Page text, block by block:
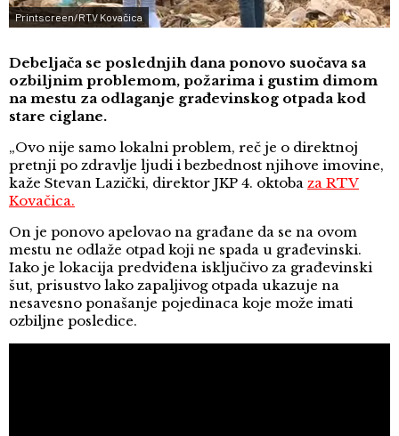
Printscreen/RTV Kovačica
Debeljača se poslednjih dana ponovo suočava sa
ozbiljnim problemom, požarima i gustim dimom
na mestu za odlaganje građevinskog otpada kod
stare ciglane.
„Ovo nije samo lokalni problem, reč je o direktnoj
pretnji po zdravlje ljudi i bezbednost njihove imovine,
kaže Stevan Lazički, direktor JKP 4. oktoba za RTV
Kovačica.
On je ponovo apelovao na građane da se na ovom
mestu ne odlaže otpad koji ne spada u građevinski.
Iako je lokacija predviđena isključivo za građevinski
šut, prisustvo lako zapaljivog otpada ukazuje na
nesavesno ponašanje pojedinaca koje može imati
ozbiljne posledice.